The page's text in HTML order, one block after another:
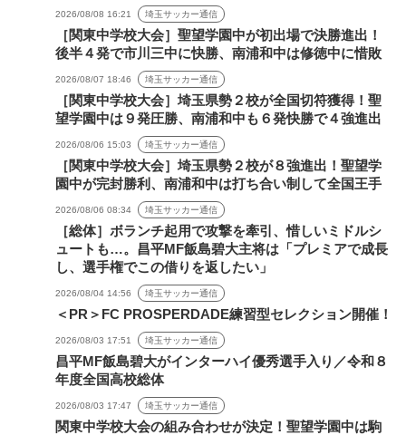
2026/08/08 16:21 埼玉サッカー通信
［関東中学校大会］聖望学園中が初出場で決勝進出！
後半４発で市川三中に快勝、南浦和中は修徳中に惜敗
2026/08/07 18:46 埼玉サッカー通信
［関東中学校大会］埼玉県勢２校が全国切符獲得！聖
望学園中は９発圧勝、南浦和中も６発快勝で４強進出
2026/08/06 15:03 埼玉サッカー通信
［関東中学校大会］埼玉県勢２校が８強進出！聖望学
園中が完封勝利、南浦和中は打ち合い制して全国王手
2026/08/06 08:34 埼玉サッカー通信
［総体］ボランチ起用で攻撃を牽引、惜しいミドルシ
ュートも…。昌平MF飯島碧大主将は「プレミアで成長
し、選手権でこの借りを返したい」
2026/08/04 14:56 埼玉サッカー通信
＜PR＞FC PROSPERDADE練習型セレクション開催！
2026/08/03 17:51 埼玉サッカー通信
昌平MF飯島碧大がインターハイ優秀選手入り／令和８
年度全国高校総体
2026/08/03 17:47 埼玉サッカー通信
関東中学校大会の組み合わせが決定！聖望学園中は駒